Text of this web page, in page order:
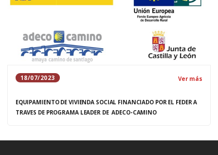
18/07/2023 Ver más
EQUIPAMIENTO DE VIVIENDA SOCIAL FINANCIADO POR EL FEDER A
TRAVES DE PROGRAMA LEADER DE ADECO-CAMINO